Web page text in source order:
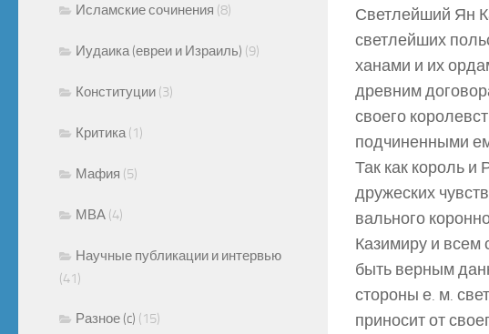
Светлейший Ян
светлейших
ханами и их
древним
своего
подчиненными
Так как король и
дружеских
вального
Казимиру и всем
быть верным
стороны е. м.
приносит от
Исламские сочинения (8)
Иудаика (евреи и Израиль) (9)
Конституции (3)
Критика (1)
Мафия (5)
МВА (4)
Научные публикации и интервью
(41)
Разное (c) (15)